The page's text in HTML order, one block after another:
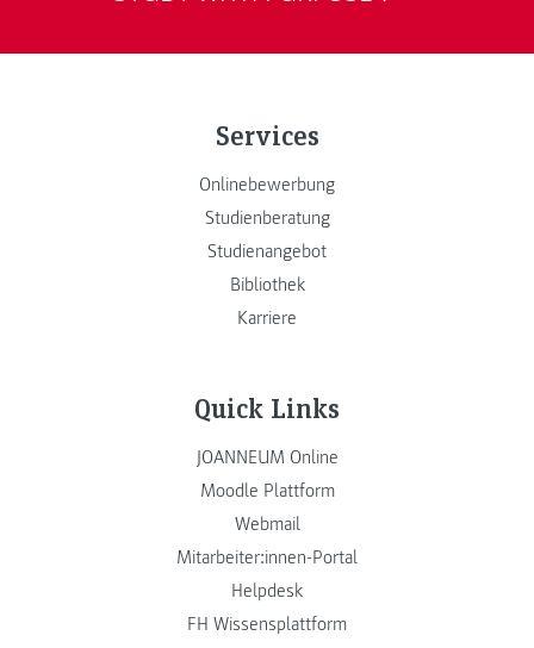
Services
Onlinebewerbung
Studienberatung
Studienangebot
Bibliothek
Karriere
Quick Links
JOANNEUM Online
Moodle Plattform
Webmail
Mitarbeiter:innen-Portal
Helpdesk
FH Wissensplattform